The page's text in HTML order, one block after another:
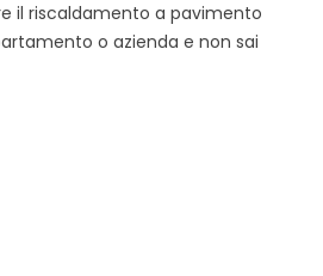
il riscaldamento a pavimento
o azienda e non sai